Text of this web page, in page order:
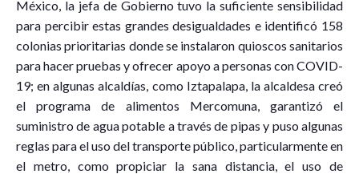
México, la jefa de Gobierno tuvo la suficiente sensibilidad
para percibir estas grandes desigualdades e identificó 158
colonias prioritarias donde se instalaron quioscos sanitarios
para hacer pruebas y ofrecer apoyo a personas con COVID-
19; en algunas alcaldías, como Iztapalapa, la alcaldesa creó
el programa de alimentos Mercomuna, garantizó el
suministro de agua potable a través de pipas y puso algunas
reglas para el uso del transporte público, particularmente en
el metro, como propiciar la sana distancia, el uso de